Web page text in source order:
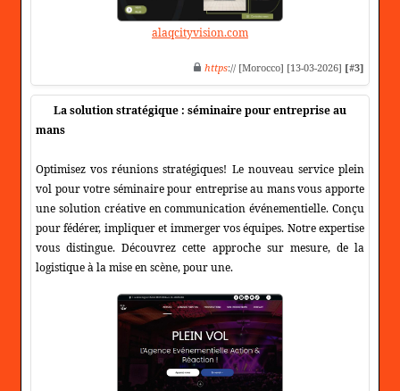
alaqcityvision.com
https:// [Morocco] [13-03-2026] [#3]
La solution stratégique : séminaire pour entreprise au
mans
Optimisez vos réunions stratégiques! Le nouveau service plein
vol pour votre séminaire pour entreprise au mans vous apporte
une solution créative en communication événementielle. Conçu
pour fédérer, impliquer et immerger vos équipes. Notre expertise
vous distingue. Découvrez cette approche sur mesure, de la
logistique à la mise en scène, pour une.